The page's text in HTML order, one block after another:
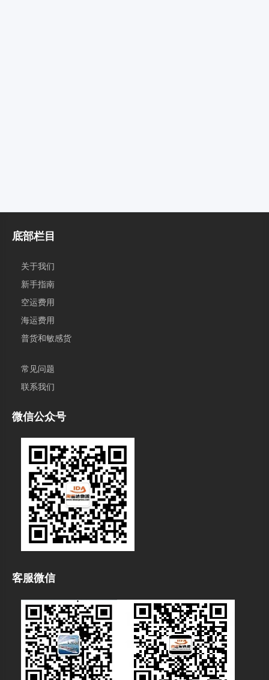
底部栏目
关于我们
新手指南
空运费用
海运费用
普货和敏感货
常见问题
联系我们
微信公众号
客服微信